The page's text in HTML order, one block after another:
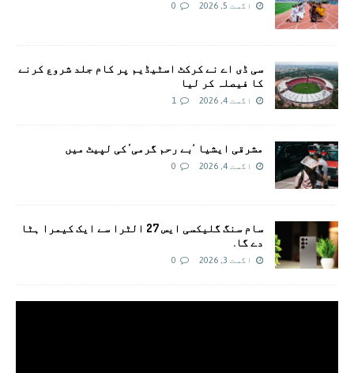
اگست 5, 2026 0
سی ڈی اے نے کرکٹ اسٹیڈیم پر کام جلد شروع کرنے
کا فیصلہ کر لیا
اگست 4, 2026 1
مشرقی ایشیا ‘بے رحم گرمی’ کی لپیٹ میں
اگست 4, 2026 0
سام سنگ گلیکسی ایس 27 الٹرا سے ایک کیمرا ہٹا
دے گا.
اگست 3, 2026 0